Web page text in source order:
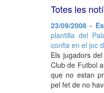
Totes les
23/09/2008 -
plantilla del
confia en el joc
Els jugadors
Club de Futbol
que no estan
pel fet de no